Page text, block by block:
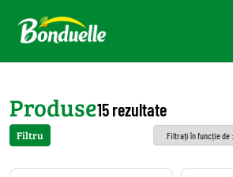
Produse15 rezultate
Filtru